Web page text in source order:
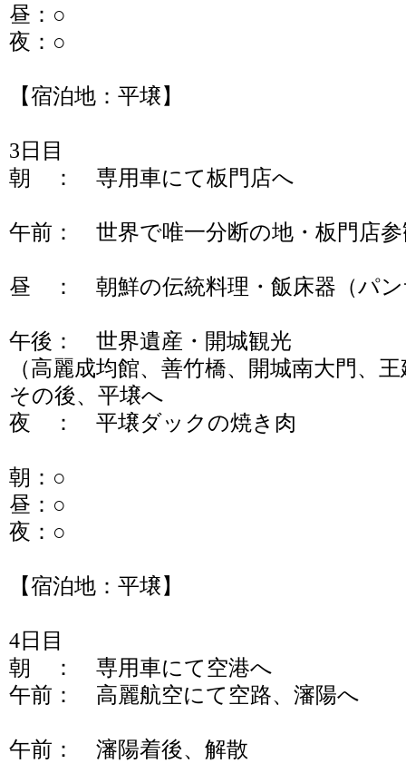
昼：○
夜：○
【宿泊地：平壌】
3日目
朝 ： 専用車にて板門店へ
午前： 世界で唯一分断の地・板門店参
昼 ： 朝鮮の伝統料理・飯床器（パン
午後： 世界遺産・開城観光
（高麗成均館、善竹橋、開城南大門、
その後、平壌へ
夜 ： 平壌ダックの焼き肉
朝：○
昼：○
夜：○
【宿泊地：平壌】
4日目
朝 ： 専用車にて空港へ
午前： 高麗航空にて空路、瀋陽へ
午前： 瀋陽着後、解散